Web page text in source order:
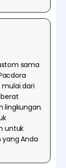
sama
dari
lingkungan.
untuk
yang Anda